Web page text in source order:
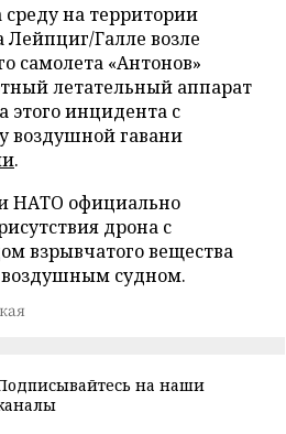
на территории
Лейпциг/Галле возле
самолета «Антонов»
летательный аппарат
этого инцидента с
воздушной гавани
.
НАТО официально
дрона с
взрывчатого вещества
судном.
на наши